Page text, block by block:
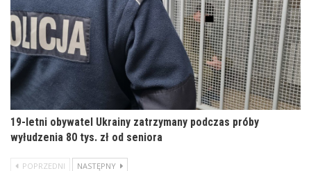
19-letni obywatel Ukrainy zatrzymany podczas próby
wyłudzenia 80 tys. zł od seniora
POPRZEDNI NASTĘPNY